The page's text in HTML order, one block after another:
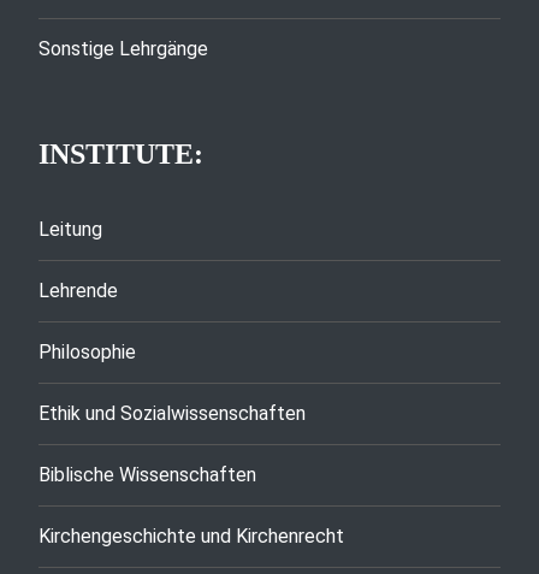
Sonstige Lehrgänge
INSTITUTE:
Leitung
Lehrende
Philosophie
Ethik und Sozialwissenschaften
Biblische Wissenschaften
Kirchengeschichte und Kirchenrecht